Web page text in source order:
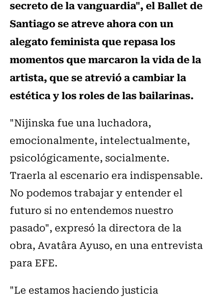
secreto de la vanguardia", el Ballet de
Santiago se atreve ahora con un
alegato feminista que repasa los
momentos que marcaron la vida de la
artista, que se atrevió a cambiar la
estética y los roles de las bailarinas.
"Nijinska fue una luchadora,
emocionalmente, intelectualmente,
psicológicamente, socialmente.
Traerla al escenario era indispensable.
No podemos trabajar y entender el
futuro si no entendemos nuestro
pasado", expresó la directora de la
obra, Avatâra Ayuso, en una entrevista
para EFE.
"Le estamos haciendo justicia